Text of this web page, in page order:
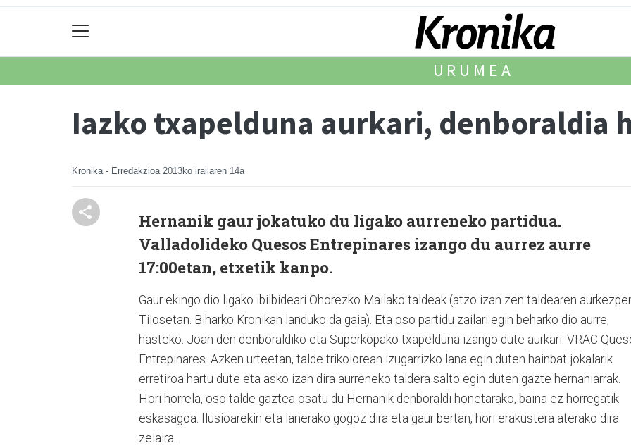
URUMEA
Iazko txapelduna aurkari, denboraldia
Kronika - Erredakzioa 2013ko irailaren 14a
Hernanik gaur jokatuko du ligako aurreneko partidua.
Valladolideko Quesos Entrepinares izango du aurrez aurre
17:00etan, etxetik kanpo.
Gaur ekingo dio ligako ibilbideari Ohorezko Mailako taldeak (atzo izan zen taldearen
Tilosetan. Biharko Kronikan landuko da gaia). Eta oso partidu zailari egin beharko dio aurre,
hasteko. Joan den denboraldiko eta Superkopako txapelduna izango dute aurkari: VRAC
Entrepinares. Azken urteetan, talde trikolorean izugarrizko lana egin duten hainbat jokalarik
erretiroa hartu dute eta asko izan dira aurreneko taldera salto egin duten gazte hernaniarrak.
Hori horrela, oso tal­de gaztea osatu du Her­nanik denboraldi honetarako, baina ez horregatik
eskasagoa. Ilu­sioa­rekin eta lanerako gogoz dira eta gaur bertan, hori erakustera aterako dira
zelaira.